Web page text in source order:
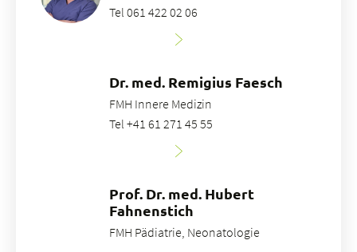
Tel 061 422 02 06
Dr. med. Remigius Faesch
FMH Innere Medizin
Tel +41 61 271 45 55
Prof. Dr. med. Hubert
Fahnenstich
FMH Pädiatrie, Neonatologie